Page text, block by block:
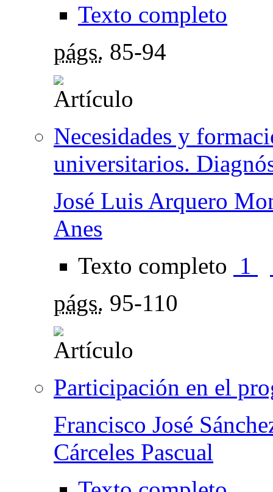
Texto completo
págs. 85-94
Necesidades y
universitarios.
José Luis Arquero
Anes
Texto completo 1
págs. 95-110
Participación en el
Francisco José
Cárceles Pascual